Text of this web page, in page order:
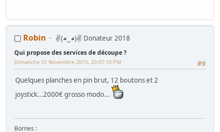
Robin ✌(◕‿◕)✌ Donateur 2018
Qui propose des services de découpe ?
#9
Dimanche 01 Novembre 2015, 20:07:10 PM
Quelques planches en pin brut, 12 boutons et 2
joystick...2000€ grosso modo...
Bornes :